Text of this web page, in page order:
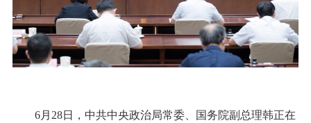
6月28日，中共中央政治局常委、国务院副总理韩正在